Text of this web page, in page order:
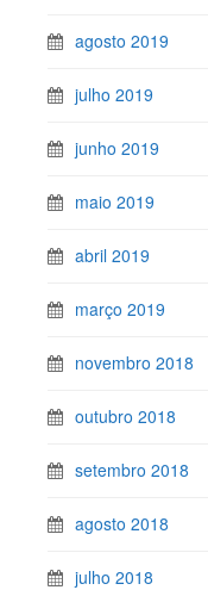
agosto 2019
julho 2019
junho 2019
maio 2019
abril 2019
março 2019
novembro 2018
outubro 2018
setembro 2018
agosto 2018
julho 2018